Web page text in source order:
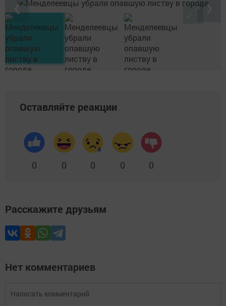
❮ ❯
Оставляйте реакции
0 0 0 0 0
Расскажите друзьям
Нет комментариев